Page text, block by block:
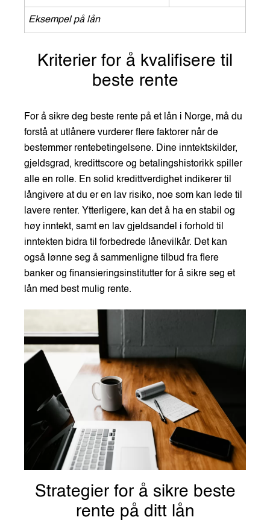
Eksempel på lån
Kriterier for å kvalifisere til
beste rente
For å sikre deg beste rente på et lån i Norge, må du
forstå at utlånere vurderer flere faktorer når de
bestemmer rentebetingelsene. Dine inntektskilder,
gjeldsgrad, kredittscore og betalingshistorikk spiller
alle en rolle. En solid kredittverdighet indikerer til
långivere at du er en lav risiko, noe som kan lede til
lavere renter. Ytterligere, kan det å ha en stabil og
høy inntekt, samt en lav gjeldsandel i forhold til
inntekten bidra til forbedrede lånevilkår. Det kan
også lønne seg å sammenligne tilbud fra flere
banker og finansieringsinstitutter for å sikre seg et
lån med best mulig rente.
Strategier for å sikre beste
rente på ditt lån